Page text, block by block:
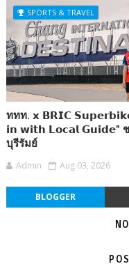
SPORTS & TRAVEL
ททท. 𝘅 𝗕𝗥𝗜𝗖
𝗶𝗻 𝘄𝗶𝘁𝗵 𝗟𝗼𝗰𝗮𝗹 𝗚𝘂𝗶𝗱𝗲”
บุรีรัมย์
Admin Aug 03, 2026
BLOGGER